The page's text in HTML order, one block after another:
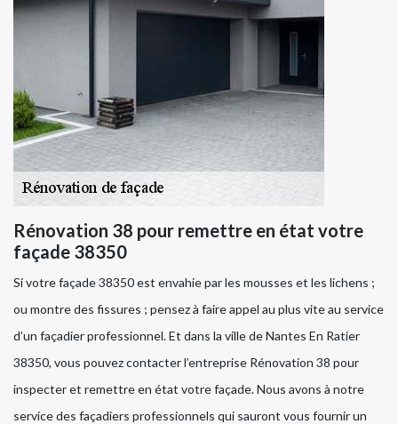
Rénovation 38 pour remettre en état votre
façade 38350
Si votre façade 38350 est envahie par les mousses et les lichens ;
ou montre des fissures ; pensez à faire appel au plus vite au service
d’un façadier professionnel. Et dans la ville de Nantes En Ratier
38350, vous pouvez contacter l’entreprise Rénovation 38 pour
inspecter et remettre en état votre façade. Nous avons à notre
service des façadiers professionnels qui sauront vous fournir un